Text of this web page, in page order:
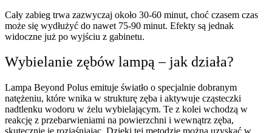
Cały zabieg trwa zazwyczaj około 30-60 minut, choć czasem czas
może się wydłużyć do nawet 75-90 minut. Efekty są jednak
widoczne już po wyjściu z gabinetu.
Wybielanie zębów lampą – jak działa?
Lampa Beyond Polus emituje światło o specjalnie dobranym
natężeniu, które wnika w strukturę zęba i aktywuje cząsteczki
nadtlenku wodoru w żelu wybielającym. Te z kolei wchodzą w
reakcję z przebarwieniami na powierzchni i wewnątrz zęba,